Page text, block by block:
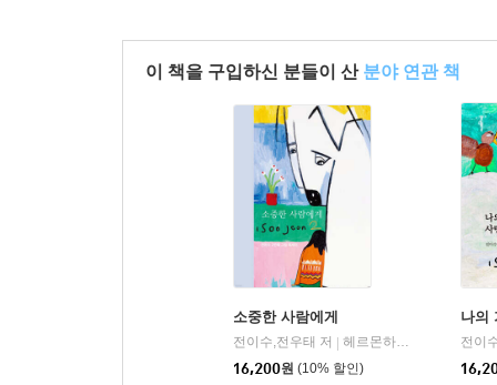
이 책을 구입하신 분들이 산 분야 연관 책
소중한 사람에게
전이수,전우태 저
헤르몬하우스
16,200원 (10% 할인)
나의
전이